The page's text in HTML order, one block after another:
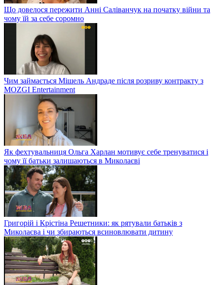
Що довелося пережити Анні Саліванчук на початку війни та
чому їй за себе соромно
Чим займається Мішель Андраде після розриву контракту з
MOZGI Entertainment
Як фехтувальниця Ольга Харлан мотивує себе тренуватися і
чому її батьки залишаються в Миколаєві
Григорій і Крістіна Решетники: як рятували батьків з
Миколаєва і чи збираються всиновлювати дитину